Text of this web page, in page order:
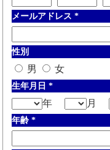
メールアドレス *
性別
男 女
生年月日 *
年 月
年齢 *